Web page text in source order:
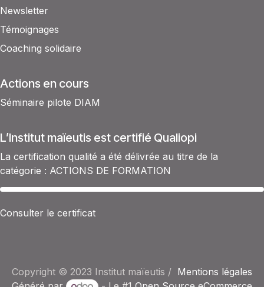
Newsletter
Témoignages
Coaching solidaire
Actions en cours
Séminaire pilote DIAM
L’Institut maïeutis est certifié Qualiopi
La certification qualité a été délivrée au titre de la
catégorie : ACTIONS DE FORMATION​
Consulter le certificat
Copyright © 2023 Institut maïeutis / Mentions légales